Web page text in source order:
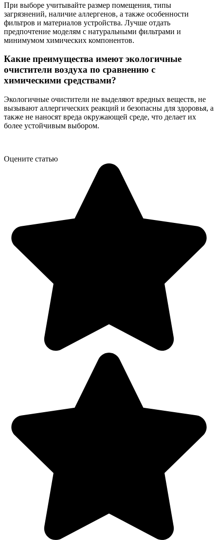
При выборе учитывайте размер помещения, типы
загрязнений, наличие аллергенов, а также особенности
фильтров и материалов устройства. Лучше отдать
предпочтение моделям с натуральными фильтрами и
минимумом химических компонентов.
Какие преимущества имеют экологичные
очистители воздуха по сравнению с
химическими средствами?
Экологичные очистители не выделяют вредных веществ, не
вызывают аллергических реакций и безопасны для здоровья, а
также не наносят вреда окружающей среде, что делает их
более устойчивым выбором.
Оцените статью